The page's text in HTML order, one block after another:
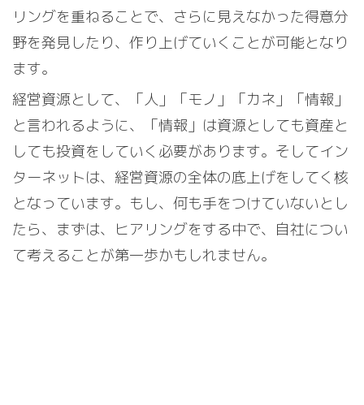
リングを重ねることで、さらに見えなかった得意分
野を発見したり、作り上げていくことが可能となり
ます。
経営資源として、「人」「モノ」「カネ」「情報」
と言われるように、「情報」は資源としても資産と
しても投資をしていく必要があります。そしてイン
ターネットは、経営資源の全体の底上げをしてく核
となっています。もし、何も手をつけていないとし
たら、まずは、ヒアリングをする中で、自社につい
て考えることが第一歩かもしれません。